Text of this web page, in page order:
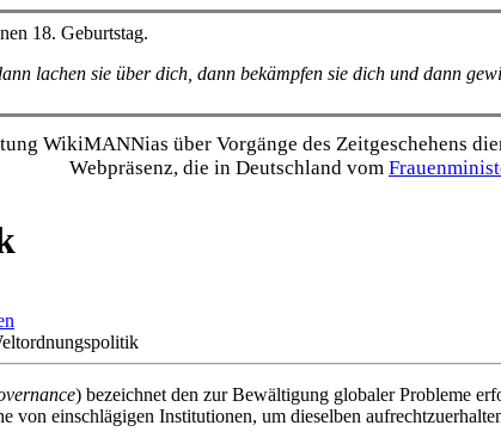
18. Geburtstag.
lachen sie über dich, dann bekämpfen sie dich und dann
WikiMANNias über Vorgänge des Zeitgeschehens
Webpräsenz, die in Deutschland vom
) bezeichnet den zur Bewältigung globaler Probleme
von einschlägigen Institutionen, um dieselben